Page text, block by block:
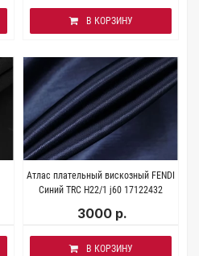
В КОРЗИНУ
Атлас плательный вискозный FENDI
Синий TRC Н22/1 j60 17122432
3000 р.
В КОРЗИНУ